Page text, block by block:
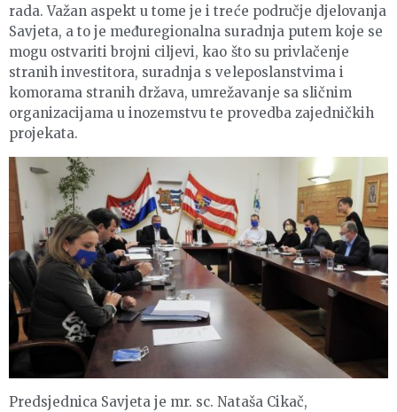
rada. Važan aspekt u tome je i treće područje djelovanja
Savjeta, a to je međuregionalna suradnja putem koje se
mogu ostvariti brojni ciljevi, kao što su privlačenje
stranih investitora, suradnja s veleposlanstvima i
komorama stranih država, umrežavanje sa sličnim
organizacijama u inozemstvu te provedba zajedničkih
projekata.
Predsjednica Savjeta je mr. sc. Nataša Cikač,